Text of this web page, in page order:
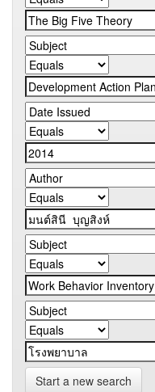
Start a new search